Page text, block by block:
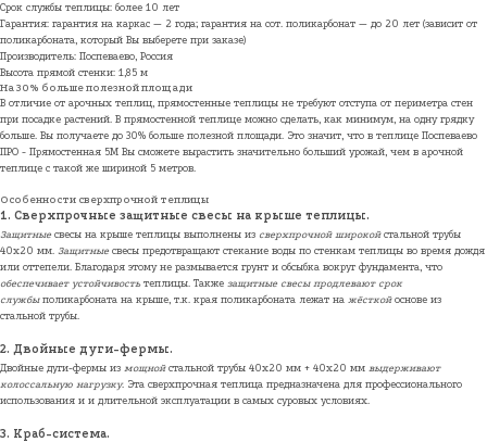
Срок службы теплицы: более 10 лет
Гарантия: гарантия на каркас — 2 года; гарантия на сот. поликарбонат — до 20 лет (зависит от
поликарбоната, который Вы выберете при заказе)
Производитель: Поспеваево, Россия
Высота прямой стенки: 1,85 м
На 30% больше полезной площади
В отличие от арочных теплиц, прямостенные теплицы не требуют отступа от периметра стен
при посадке растений. В прямостенной теплице можно сделать, как минимум, на одну грядку
больше. Вы получаете до 30% больше полезной площади. Это значит, что в теплице Поспеваево
ПРО - Прямостенная 5М Вы сможете вырастить значительно больший урожай, чем в арочной
теплице с такой же шириной 5 метров.
Особенности сверхпрочной теплицы
1. Сверхпрочные защитные свесы на крыше теплицы.
Защитные свесы на крыше теплицы выполнены из сверхпрочной широкойстальной трубы
40х20 мм. Защитные свесы предотвращают стекание воды по стенкам теплицы во время дождя
или оттепели. Благодаря этому не размывается грунт и обсыбка вокруг фундамента, что
обеспечивает устойчивостьтеплицы. Также защитные свесы продлевают срок
службыполикарбоната на крыше, т.к. края поликарбоната лежат на жёсткойоснове из
стальной трубы.
2. Двойные дуги-фермы.
Двойные дуги-фермы из мощнойстальной трубы 40х20 мм + 40х20 мм выдерживают
колоссальную нагрузку. Эта сверхпрочная теплица предназначена для профессионального
использования и и длительной эксплуатации в самых суровых условиях.
3. Краб-система.